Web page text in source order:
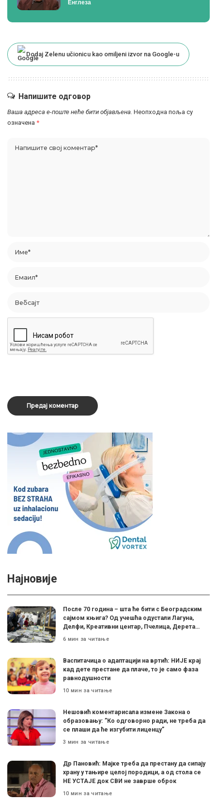
Енглеза
Dodaj Zelenu učionicu kao omiljeni izvor na Google-u
Напишите одговор
Ваша адреса е-поште неће бити објављена. Неопходна поља су
означена *
Најновије
После 70 година – шта ће бити с Београдским
сајмом књига? Од учешћа одустали Лагуна,
Делфи, Креативни центар, Пчелица, Дерета…
6 мин за читање
Васпитачица о адаптацији на вртић: НИЈЕ крај
кад дете престане да плаче, то је само фаза
равнодушности
10 мин за читање
Нешовић коментарисала измене Закона о
образовању: ”Ко одговорно ради, не треба да
се плаши да ће изгубити лиценцу”
3 мин за читање
Др Пановић: Мајке треба да престану да сипају
храну у тањире целој породици, а од стола се
НЕ УСТАЈЕ док СВИ не заврше оброк
10 мин за читање